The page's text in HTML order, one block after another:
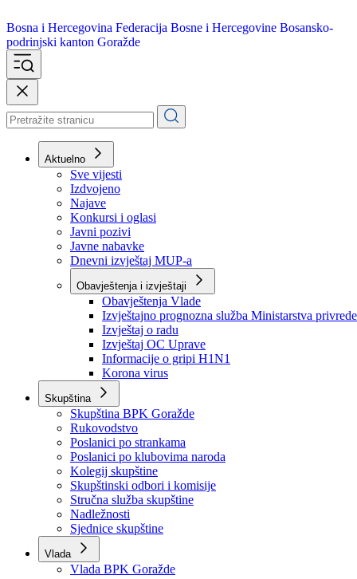
Bosna i Hercegovina
podrinjski kanton Goražde
Aktuelno
Sve vijesti
Izdvojeno
Najave
Konkursi i oglasi
Javni pozivi
Javne nabavke
Dnevni izvještaj MUP-a
Obavještenja i izvještaji
Obavještenja Vlade
Izvještajno prognozna služba Ministarstva privrede
Izvještaj o radu
Izvještaj OC Uprave
Informacije o gripi H1N1
Korona virus
Skupština
Skupština BPK Goražde
Rukovodstvo
Poslanici po strankama
Poslanici po klubovima naroda
Kolegij skupštine
Skupštinski odbori i komisije
Stručna služba skupštine
Nadležnosti
Sjednice skupštine